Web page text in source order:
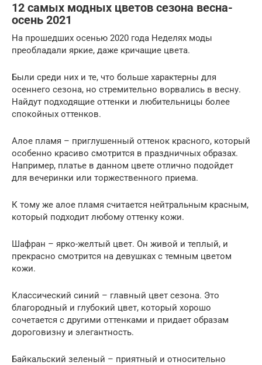
12 самых модных цветов сезона весна-
осень 2021
На прошедших осенью 2020 года Неделях моды
преобладали яркие, даже кричащие цвета.
Были среди них и те, что больше характерны для
осеннего сезона, но стремительно ворвались в весну.
Найдут подходящие оттенки и любительницы более
спокойных оттенков.
Алое пламя – приглушенный оттенок красного, который
особенно красиво смотрится в праздничных образах.
Например, платье в данном цвете отлично подойдет
для вечеринки или торжественного приема.
К тому же алое пламя считается нейтральным красным,
который подходит любому оттенку кожи.
Шафран – ярко-желтый цвет. Он живой и теплый, и
прекрасно смотрится на девушках с темным цветом
кожи.
Классический синий – главный цвет сезона. Это
благородный и глубокий цвет, который хорошо
сочетается с другими оттенками и придает образам
дороговизну и элегантность.
Байкальский зеленый – приятный и относительно